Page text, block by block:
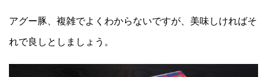
アグー豚、複雑でよくわからないですが、美味しければそ
れで良しとしましょう。